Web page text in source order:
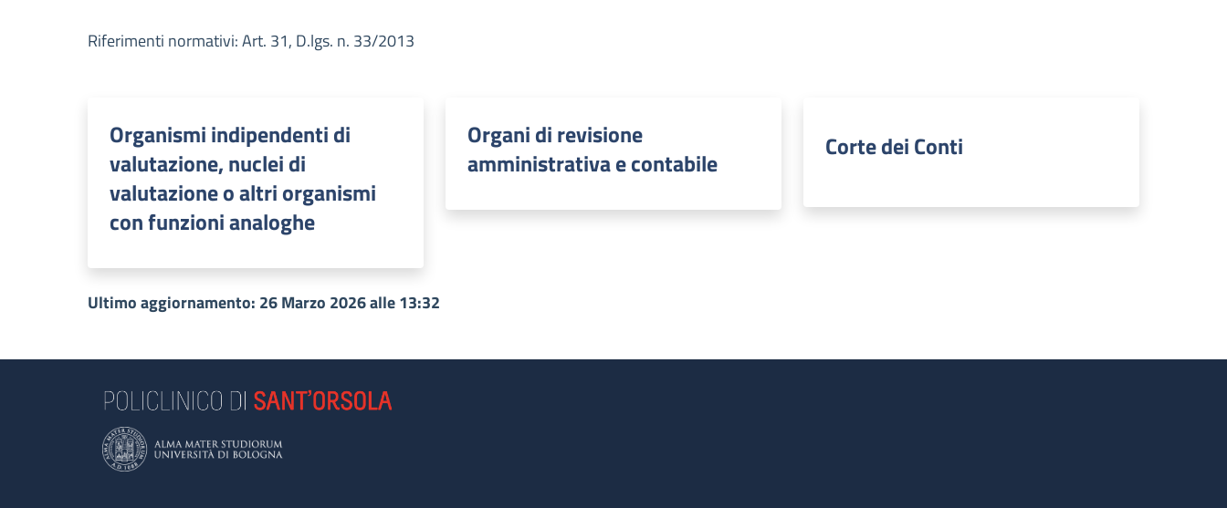
Descrizione
Riferimenti normativi: Art. 31, D.lgs. n. 33/2013
Organismi indipendenti di
valutazione, nuclei di
valutazione o altri organismi
con funzioni analoghe
Organi di revisione
amministrativa e contabile
Corte dei Conti
Ultimo aggiornamento: 26 Marzo 2026 alle 13:32